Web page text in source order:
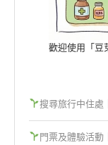
歡迎使用「豆
搜尋旅行中住處｜
門票及體驗活動｜